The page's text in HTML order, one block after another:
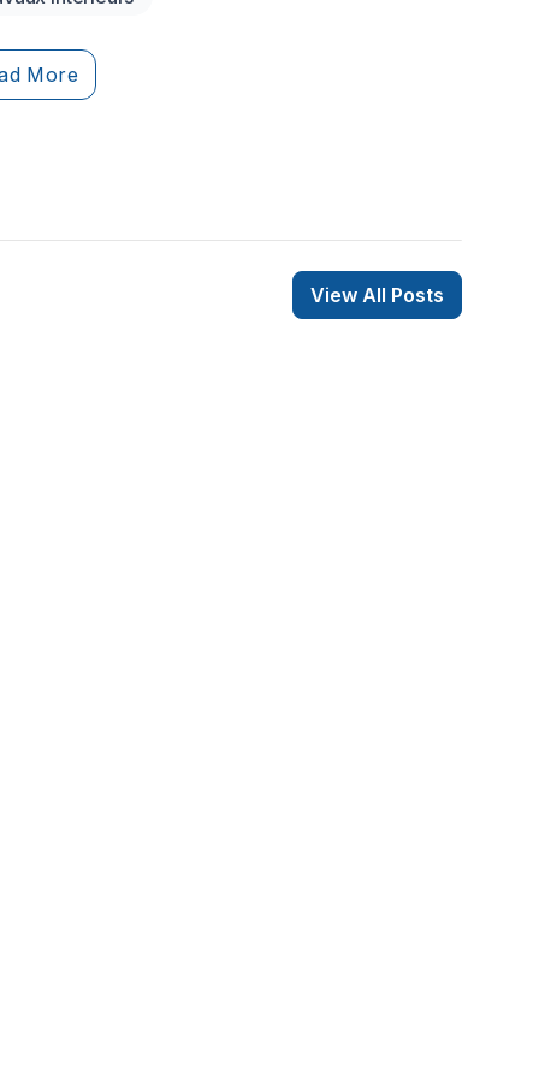
More
View All Posts